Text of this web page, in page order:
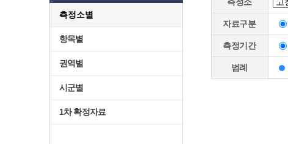
측정소별
항목별
권역별
시군별
1차 확정자료
자료구분
측정기간
범례